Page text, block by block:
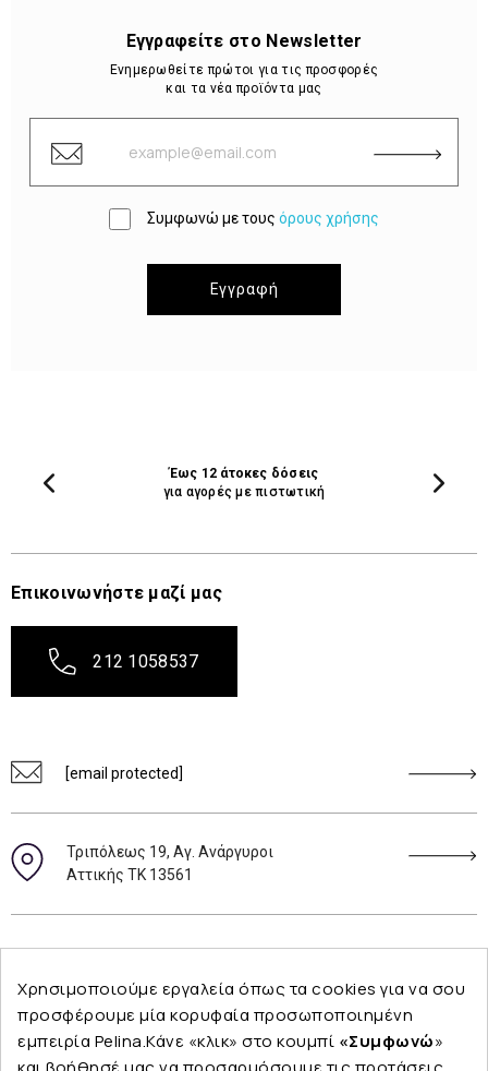
Εγγραφείτε στο Newsletter
Ενημερωθείτε πρώτοι για τις προσφορές
και τα νέα προϊόντα μας
Συμφωνώ με τους όρους χρήσης
Εγγραφή
Έως 12 άτοκες δόσεις
για αγορές με πιστωτική
Επικοινωνήστε μαζί μας
212 1058537
[email protected]
Τριπόλεως 19, Αγ. Ανάργυροι
Αττικής ΤΚ 13561
Χρησιμοποιούμε εργαλεία όπως τα cookies για να σου
προσφέρουμε μία κορυφαία προσωποποιημένη
εμπειρία Pelina.Κάνε «κλικ» στο κουμπί «Συμφωνώ»